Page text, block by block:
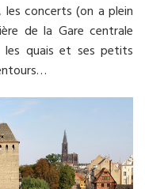
les concerts (on a plein
de la Gare centrale
quais et ses petits